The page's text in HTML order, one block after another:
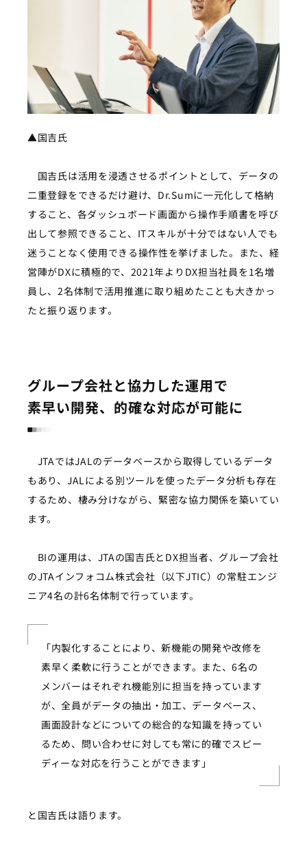
▲国吉氏
国吉氏は活用を浸透させるポイントとして、データの
二重登録をできるだけ避け、Dr.Sumに一元化して格納
すること、各ダッシュボード画面から操作手順書を呼び
出して参照できること、ITスキルが十分ではない人でも
迷うことなく使用できる操作性を挙げました。また、経
営陣がDXに積極的で、2021年よりDX担当社員を1名増
員し、2名体制で活用推進に取り組めたことも大きかっ
たと振り返ります。
グループ会社と協力した運用で
素早い開発、的確な対応が可能に
JTAではJALのデータベースから取得しているデータ
もあり、JALによる別ツールを使ったデータ分析も存在
するため、棲み分けながら、緊密な協力関係を築いてい
ます。
BIの運用は、JTAの国吉氏とDX担当者、グループ会社
のJTAインフォコム株式会社（以下JTIC）の常駐エンジ
ニア4名の計6名体制で行っています。
「内製化することにより、新機能の開発や改修を
素早く柔軟に行うことができます。また、6名の
メンバーはそれぞれ機能別に担当を持っています
が、全員がデータの抽出・加工、データベース、
画面設計などについての総合的な知識を持ってい
るため、問い合わせに対しても常に的確でスピー
ディーな対応を行うことができます」
と国吉氏は語ります。